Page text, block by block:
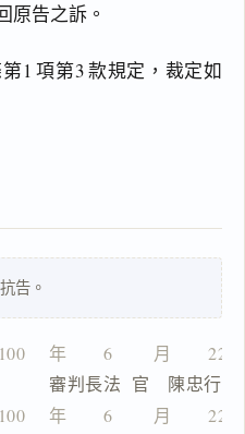
原告之訴。
1 項第3 款規定，裁定如
告。
　 年　　6　　 月　　22
審判長法  官　陳忠行
　 年　　6　　 月　　22
鍵
複
全
文